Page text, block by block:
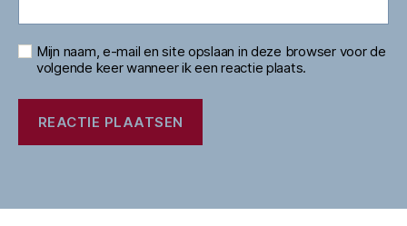
Mijn naam, e-mail en site opslaan in deze browser voor de
volgende keer wanneer ik een reactie plaats.